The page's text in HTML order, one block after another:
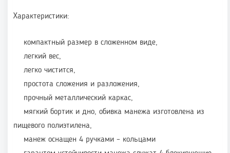
Характеристики:
компактный размер в сложенном виде,
легкий вес,
легко чистится,
простота сложения и разложения,
прочный металлический каркас,
мягкий бортик и дно, обивка манежа изготовлена из
пищевого полиэтилена,
манеж оснащен 4 ручками – кольцами